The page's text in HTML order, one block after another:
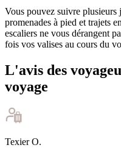
Vous pouvez suivre plusieurs
promenades à pied et trajets
escaliers ne vous dérangent
fois vos valises au cours du
L'avis des
voyage
Texier O.